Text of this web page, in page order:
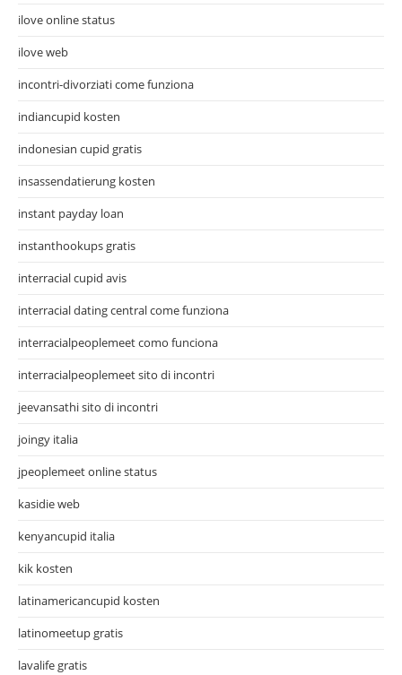
ilove online status
ilove web
incontri-divorziati come funziona
indiancupid kosten
indonesian cupid gratis
insassendatierung kosten
instant payday loan
instanthookups gratis
interracial cupid avis
interracial dating central come funziona
interracialpeoplemeet como funciona
interracialpeoplemeet sito di incontri
jeevansathi sito di incontri
joingy italia
jpeoplemeet online status
kasidie web
kenyancupid italia
kik kosten
latinamericancupid kosten
latinomeetup gratis
lavalife gratis